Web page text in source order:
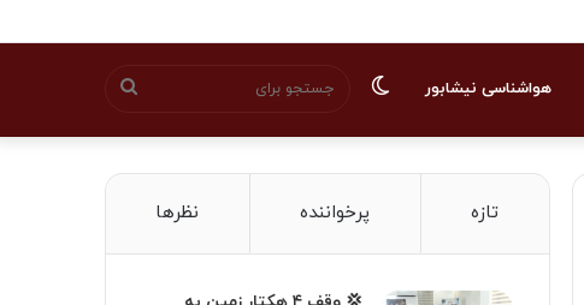
هواشناسی نیشابور
برای
تغییر
تازه پرخواننده نظرها